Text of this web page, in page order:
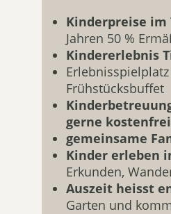
Kinderpreise
Jahren 50 %
Kindererlebnis
Frühstücksbuffet
gerne kostenfrei
gemeinsame
Kinder erleben
Erkunden,
Auszeit heisst
Garten und